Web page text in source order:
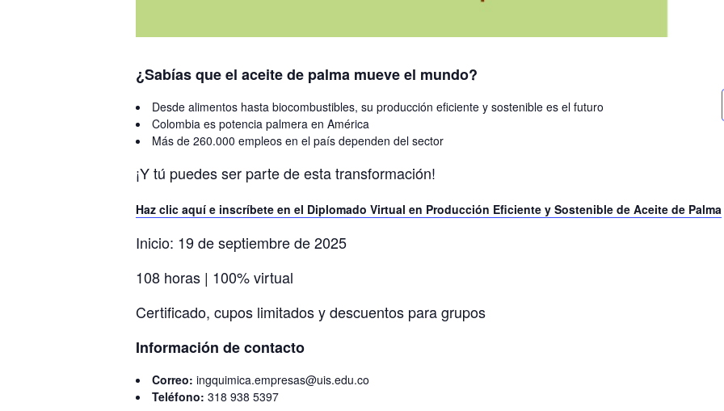
¿Sabías que el aceite de palma mueve el mundo?
Desde alimentos hasta biocombustibles, su producción eficiente y sostenible es el futuro
Colombia es potencia palmera en América
Más de 260.000 empleos en el país dependen del sector
¡Y tú puedes ser parte de esta transformación!
Haz clic aquí e inscríbete en el Diplomado Virtual en Producción Eficiente y Sostenible de Aceite de Palma
Inicio: 19 de septiembre de 2025
108 horas | 100% virtual
Certificado, cupos limitados y descuentos para grupos
Información de contacto
Correo: ingquimica.empresas@uis.edu.co
Teléfono: 318 938 5397